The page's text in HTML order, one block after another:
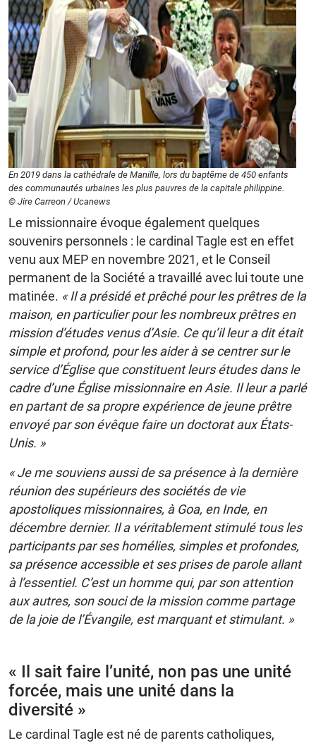
En 2019 dans la cathédrale de Manille, lors du baptême de 450 enfants
des communautés urbaines les plus pauvres de la capitale philippine.
© Jire Carreon / Ucanews
Le missionnaire évoque également quelques
souvenirs personnels : le cardinal Tagle est en effet
venu aux MEP en novembre 2021, et le Conseil
permanent de la Société a travaillé avec lui toute une
matinée. « Il a présidé et prêché pour les prêtres de la
maison, en particulier pour les nombreux prêtres en
mission d’études venus d’Asie. Ce qu’il leur a dit était
simple et profond, pour les aider à se centrer sur le
service d’Église que constituent leurs études dans le
cadre d’une Église missionnaire en Asie. Il leur a parlé
en partant de sa propre expérience de jeune prêtre
envoyé par son évêque faire un doctorat aux États-
Unis. »
« Je me souviens aussi de sa présence à la dernière
réunion des supérieurs des sociétés de vie
apostoliques missionnaires, à Goa, en Inde, en
décembre dernier. Il a véritablement stimulé tous les
participants par ses homélies, simples et profondes,
sa présence accessible et ses prises de parole allant
à l’essentiel. C’est un homme qui, par son attention
aux autres, son souci de la mission comme partage
de la joie de l’Évangile, est marquant et stimulant. »
« Il sait faire l’unité, non pas une unité
forcée, mais une unité dans la
diversité »
Le cardinal Tagle est né de parents catholiques,